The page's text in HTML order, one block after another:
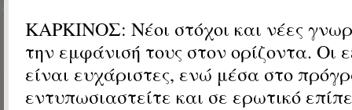
ΚΑΡΚΙΝΟΣ: Νέοι στόχοι και νέες
την εμφάνισή τους στον ορίζοντα. Οι
είναι ευχάριστες, ενώ μέσα στο
εντυπωσιαστείτε και σε ερωτικό